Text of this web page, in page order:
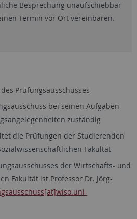
Besprechung unaufschiebbar
Termin vor Ort vereinbaren.
Prüfungsausschusses
bei seinen Aufgaben
zuständig
die Prüfungen der Studierenden
Fakultät
der Wirtschafts- und
Fakultät ist Professor Dr. Jörg-